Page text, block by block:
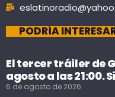
PODRÍA
El tercer tráiler de
agosto a las 21:00.
6 de agosto de 2026